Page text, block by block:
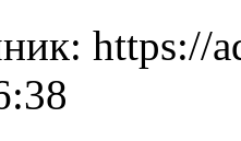
https://